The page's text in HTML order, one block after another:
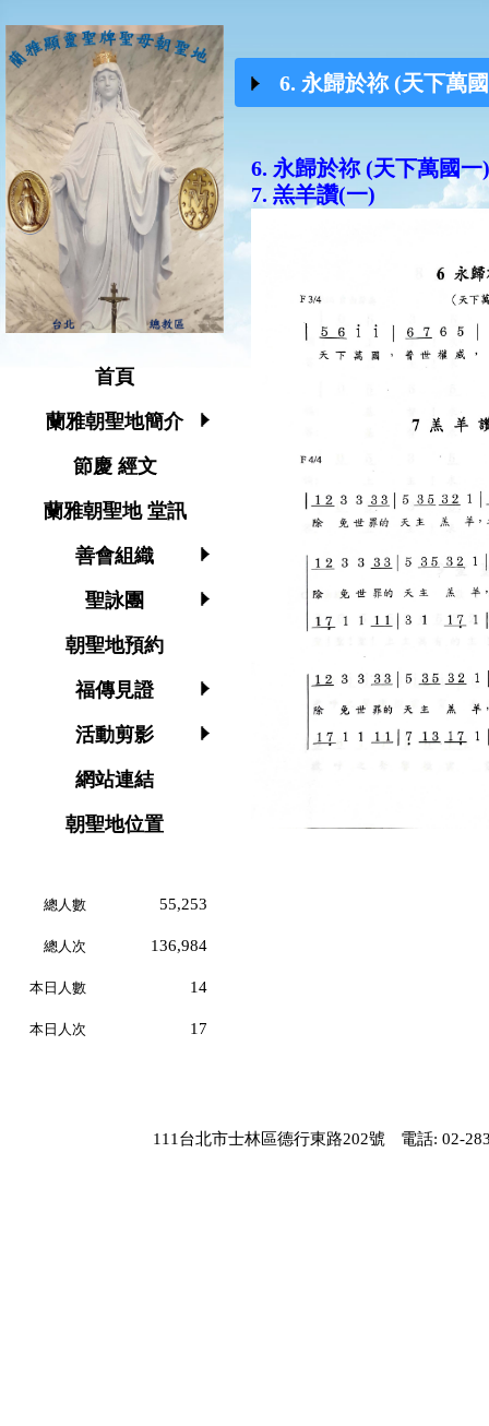
首頁
蘭雅朝聖地簡介
節慶 經文
蘭雅朝聖地 堂訊
善會組織
聖詠團
朝聖地預約
福傳見證
活動剪影
網站連結
朝聖地位置
總人數 55,253
總人次 136,984
本日人數 14
本日人次 17
6. 永歸於祢 (天下萬
6. 永歸於祢 (天下萬國一)
7. 羔羊讚(一)
111台北市士林區德行東路202號 電話: 02-